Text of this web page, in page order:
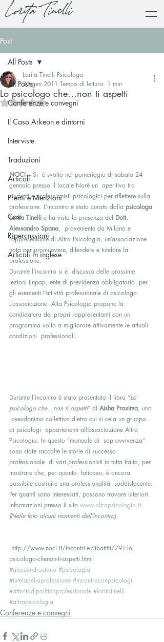
Lorita Tinelli
Post
All Posts
Conferenze e convegni
Il Caso Arkeon e dintorni
Interviste
Traduzioni
Articoli
Premi e Menzioni
Casi
Ripercussioni
Articoli in inglese
All Posts
Lo psicologo che…non ti aspetti
Lorita Tinelli Psicologa
30 gen 2011 Tempo di lettura: 1 min
Valutazione NaN stelle su 5.
NOCI – Si  è svolto nel pomeriggio di sabato 24
gennaio presso il locale Norè un  aperitivo tra
studenti e professionisti psicologici per riflettere sulla
professione. L’incontro è stato curato dalla psicologa
Lorita Tinelli e ha visto la presenza del Dott.
Alessandro Spano,  proveniente da Milano e
rappresentante di Altra Psicologia, un’associazione
nata per promuovere, difendere e tutelare la
professione.
Durante l’incontro si è  discusso delle prossime
lezioni Enpap, ente di previdenza obbligatoria  per
gli esercenti l’attività professionale di psicologo.
L’associazione  Alta Psicologia propone la
candidatura dei propri rappresentanti con un
programma volto a migliorare attivamente le attuali
condizioni  professionali.
Durante l’incontro è stato presentato il libro “Lo
psicologo che…non ti aspetti” di Aisha Proxima, uno
pseudonimo collettivo dietro cui si cela un gruppo
di psicologi  appartenenti all’associazione Altra
Psicologia. In questo “manuale di  sopravvivenza”
sono state raccolte le storie di successo
professionale  di vari professionisti in tutta Italia, per
mostrare che, per quanto  faticoso, è ancora
possibile costruire una professionalità  soddisfacente.
Per quanti sono interessati, possono trovare ulteriori
informazioni presso il sito www.altrapsicologia.it.
(Nelle foto alcuni momenti dell’incontro).
psicologo-chenon-ti-aspetti.html
#alessandrostano #psicologia
#tuteladellaprofessione #incontroconpsicologi
#attivitàdipoliticaprofessionale #loritatinelli
#altrapsicologia
Conferenze e convegni